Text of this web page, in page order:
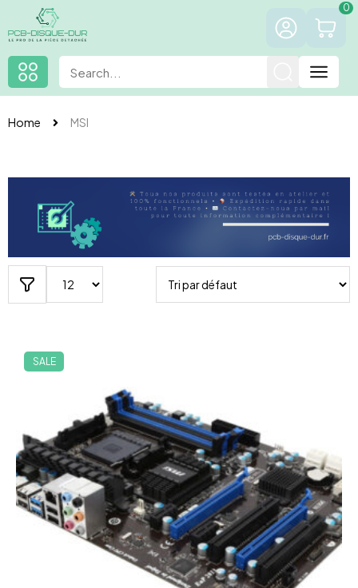
0
Home MSI
SALE